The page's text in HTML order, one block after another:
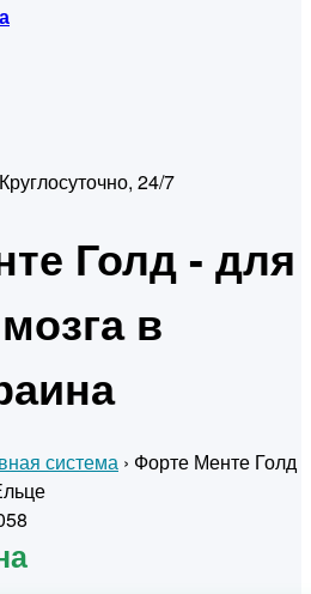
Круглосуточно, 24/7
Голд - для
в
система › Форте Менте Голд